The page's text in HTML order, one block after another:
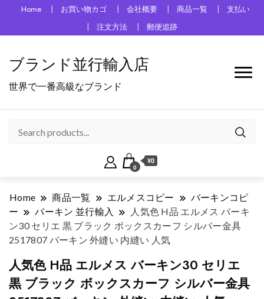
Home お買い物カゴ 会社概要 商品一覧
支払い
注文方法
郵便追跡
ブランド並行輸入店
世界で一番高級なブランド
0
¥0
Home 商品一覧 エルメスコピー
バーキンコピ
ー
バーキン 並行輸入
人気色 H品 エルメス バーキ
ン30 セリエ 黒 ブラック ボックスカーフ シルバー金具
2517807 バーキン 外縫い 内縫い 人気
人気色 H品 エルメス バーキン30 セリエ
黒 ブラック ボックスカーフ シルバー金具